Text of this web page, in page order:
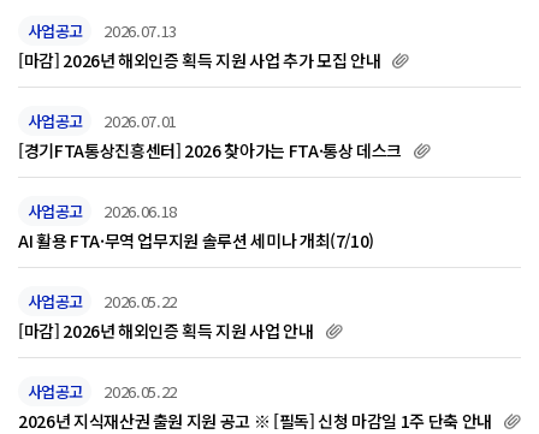
사업공고 2026.07.13
[마감] 2026년 해외인증 획득 지원 사업 추가 모집 안내
사업공고 2026.07.01
[경기FTA통상진흥센터] 2026 찾아가는 FTA·통상 데스크
사업공고 2026.06.18
AI 활용 FTA·무역 업무지원 솔루션 세미나 개최(7/10)
사업공고 2026.05.22
[마감] 2026년 해외인증 획득 지원 사업 안내
사업공고 2026.05.22
2026년 지식재산권 출원 지원 공고 ※ [필독] 신청 마감일 1주 단축 안내